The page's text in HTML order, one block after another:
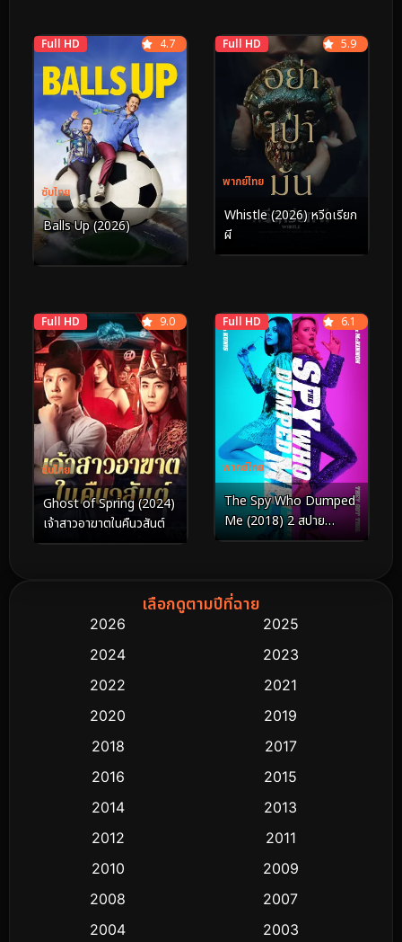
Full HD
ซับไทย
4.7
Balls Up (2026)
Full HD
พากย์ไทย
5.9
Whistle (2026) หวีดเรียก
ผี
Full HD
ซับไทย
9.0
Ghost of Spring (2024)
เจ้าสาวอาฆาตในคืนวสันต์
Full HD
พากย์ไทย
6.1
The Spy Who Dumped
Me (2018) 2 สปาย
สวมรอยข้ามโลก
เลือกดูตามปีที่ฉาย
2026
2025
2024
2023
2022
2021
2020
2019
2018
2017
2016
2015
2014
2013
2012
2011
2010
2009
2008
2007
2004
2003